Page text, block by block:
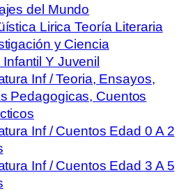
del Mundo
Lirica Teoría Literaria
y Ciencia
Infantil Y Juvenil
Inf / Teoria, Ensayos,
Pedagogicas, Cuentos
Inf / Cuentos Edad 0 A 2
Inf / Cuentos Edad 3 A 5